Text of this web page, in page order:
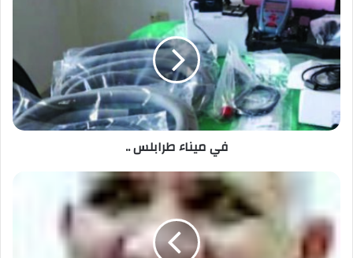
في ميناء طرابلس ..